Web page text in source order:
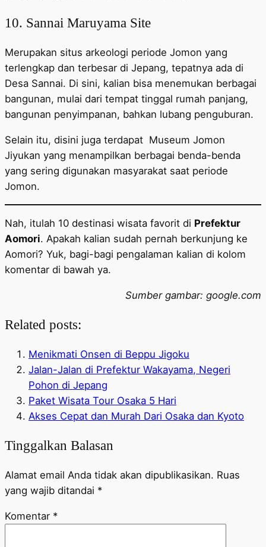
10. Sannai Maruyama Site
Merupakan situs arkeologi periode Jomon yang
terlengkap dan terbesar di Jepang, tepatnya ada di
Desa Sannai. Di sini, kalian bisa menemukan berbagai
bangunan, mulai dari tempat tinggal rumah panjang,
bangunan penyimpanan, bahkan lubang penguburan.
Selain itu, disini juga terdapat Museum Jomon
Jiyukan yang menampilkan berbagai benda-benda
yang sering digunakan masyarakat saat periode
Jomon.
Nah, itulah 10 destinasi wisata favorit di Prefektur
Aomori. Apakah kalian sudah pernah berkunjung ke
Aomori? Yuk, bagi-bagi pengalaman kalian di kolom
komentar di bawah ya.
Sumber gambar: google.com
Related posts:
Menikmati Onsen di Beppu Jigoku
Jalan-Jalan di Prefektur Wakayama, Negeri
Pohon di Jepang
Paket Wisata Tour Osaka 5 Hari
Akses Cepat dan Murah Dari Osaka dan Kyoto
Tinggalkan Balasan
Alamat email Anda tidak akan dipublikasikan. Ruas
yang wajib ditandai *
Komentar *